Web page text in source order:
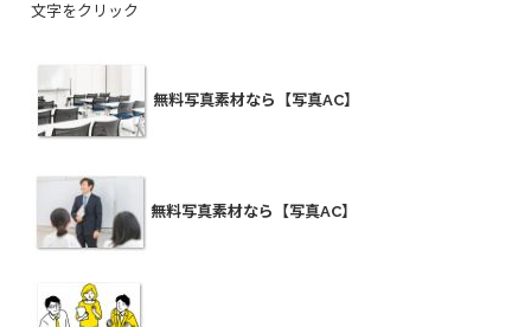
文字をクリック
無料写真素材なら【写真AC】
無料写真素材なら【写真AC】